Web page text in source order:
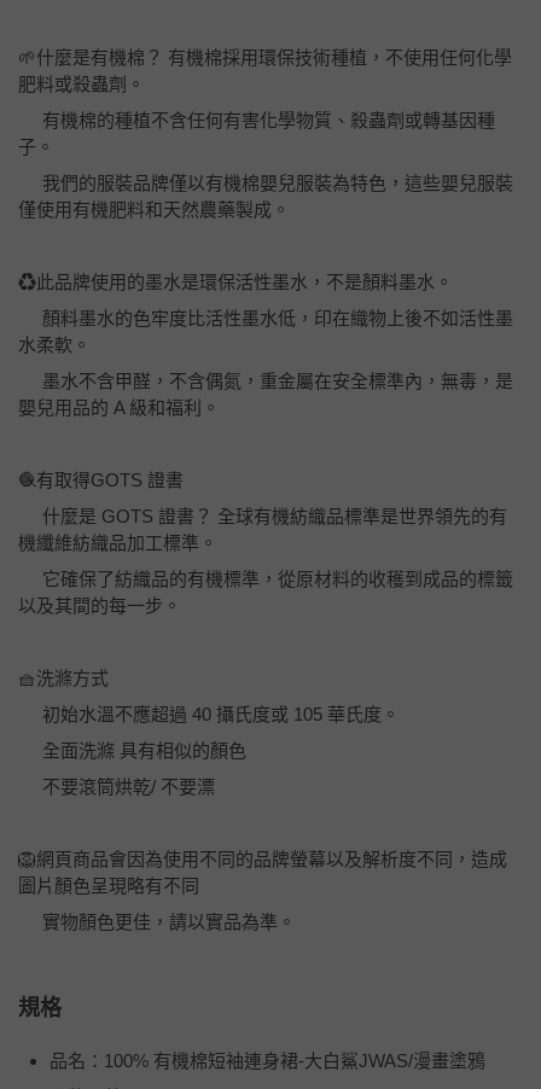
🌱什麼是有機棉？ 有機棉採用環保技術種植，不使用任何化學
肥料或殺蟲劑。
有機棉的種植不含任何有害化學物質、殺蟲劑或轉基因種
子。
我們的服裝品牌僅以有機棉嬰兒服裝為特色，這些嬰兒服裝
僅使用有機肥料和天然農藥製成。
♻️此品牌使用的墨水是環保活性墨水，不是顏料墨水。
顏料墨水的色牢度比活性墨水低，印在織物上後不如活性墨
水柔軟。
墨水不含甲醛，不含偶氮，重金屬在安全標準內，無毒，是
嬰兒用品的 A 級和福利。
🧶有取得GOTS 證書
什麼是 GOTS 證書？ 全球有機紡織品標準是世界領先的有
機纖維紡織品加工標準。
它確保了紡織品的有機標準，從原材料的收穫到成品的標籤
以及其間的每一步。
🧺洗滌方式
初始水溫不應超過 40 攝氏度或 105 華氏度。
全面洗滌 具有相似的顏色
不要滾筒烘乾/ 不要漂
🦁網頁商品會因為使用不同的品牌螢幕以及解析度不同，造成
圖片顏色呈現略有不同
實物顏色更佳，請以實品為準。
規格
品名：100% 有機棉短袖連身裙-大白鯊JWAS/漫畫塗鴉